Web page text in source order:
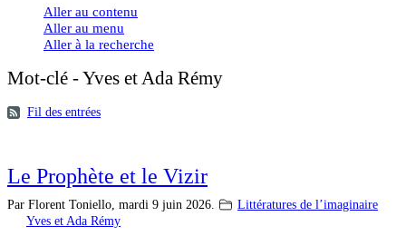
Aller au contenu
Aller au menu
Aller à la recherche
Mot-clé - Yves et Ada Rémy
Fil des entrées
Le Prophète et le Vizir
Par Florent Toniello, mardi 9 juin 2026.
Littératures de l’imaginaire
Yves et Ada Rémy